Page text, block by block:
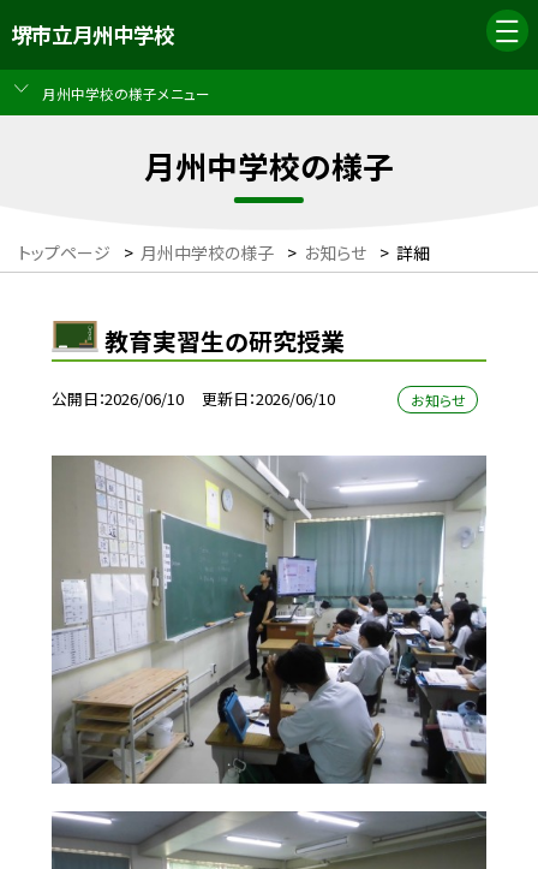
堺市立月州中学校
月州中学校の様子メニュー
月州中学校の様子
トップページ > 月州中学校の様子 > お知らせ > 詳細
教育実習生の研究授業
公開日 2026/06/10 更新日 2026/06/10 お知らせ